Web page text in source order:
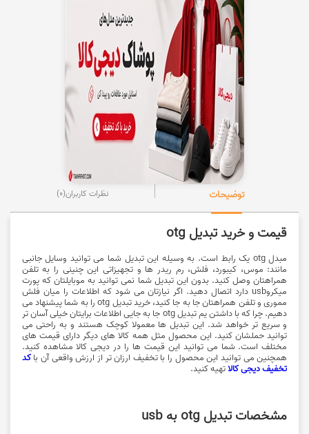
توضیحات نظرات کاربران(0)
قیمت و خرید تبدیل otg
مبدل otg یک رابط است. به وسیله این تبدیل شما می توانید وسایل جانبی
مانند: موس، کیبورد، فلش، رم ریدر ها و تجهیزاتی این چنینی را به تلفن
همراهتان وصل کنید. بدون این تبدیل شما نمی توانید به موبایلتان که پورت
میکروusb دارد اتصال دهید. اگر نیازتان می شود که اطلاعات را میان فلش
مموری و تلفن همراهتان جا به جا کنید، خرید تبدیل otg را به شما پیشنهاد می
دهیم. چرا که با داشتن یم تبدیل otg جا به جایی اطلاعات برایتان خیلی آسان تر
و سریع تر خواهد شد. این تبدیل ها معمولا کوچک هستند و به راحتی می
توانید حملشان کنید. این محصول مثل همه کالا های دیگر دارای قیمت های
مختلف است. شما می توانید این قیمت ها را در دیجی کالا مشاهده کنید.
همچنین می توانید این محصول را با تخفیف ارزان تر از ارزش واقعی آن باکد
تخفیف دیجی کالاتهیه کنید.
مشخصات تبدیل otg به usb